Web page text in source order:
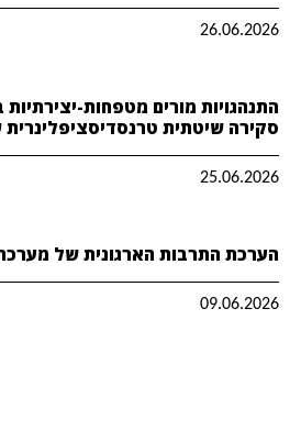
26.06.2026
התנהגויות מורים מטפחות-
סקירה שיטתית
25.06.2026
הערכת התרבות הארגונית של
09.06.2026